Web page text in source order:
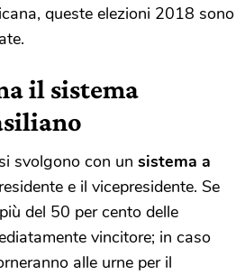
queste elezioni 2018 sono
il sistema
svolgono con un sistema a
e il vicepresidente. Se
del 50 per cento delle
vincitore; in caso
alle urne per il